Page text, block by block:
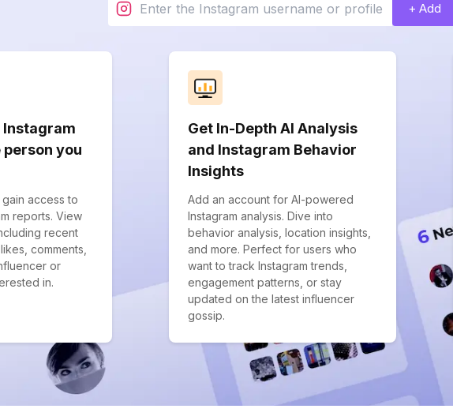
+ Add
Instagram
you
access to
reports. View
recent
comments,
or
in.
Get In-Depth AI Analysis
and Instagram Behavior
Insights
Add an account for AI-powered
Instagram analysis. Dive into
behavior analysis, location insights,
and more. Perfect for users who
want to track Instagram trends,
engagement patterns, or stay
updated on the latest influencer
gossip.